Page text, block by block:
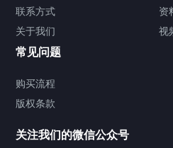
TCU温度控制单元
Chiller气体控温系统
联系方式
关于我们
资
视
常见问题
购买流程
版权条款
关注我们的微信公众号